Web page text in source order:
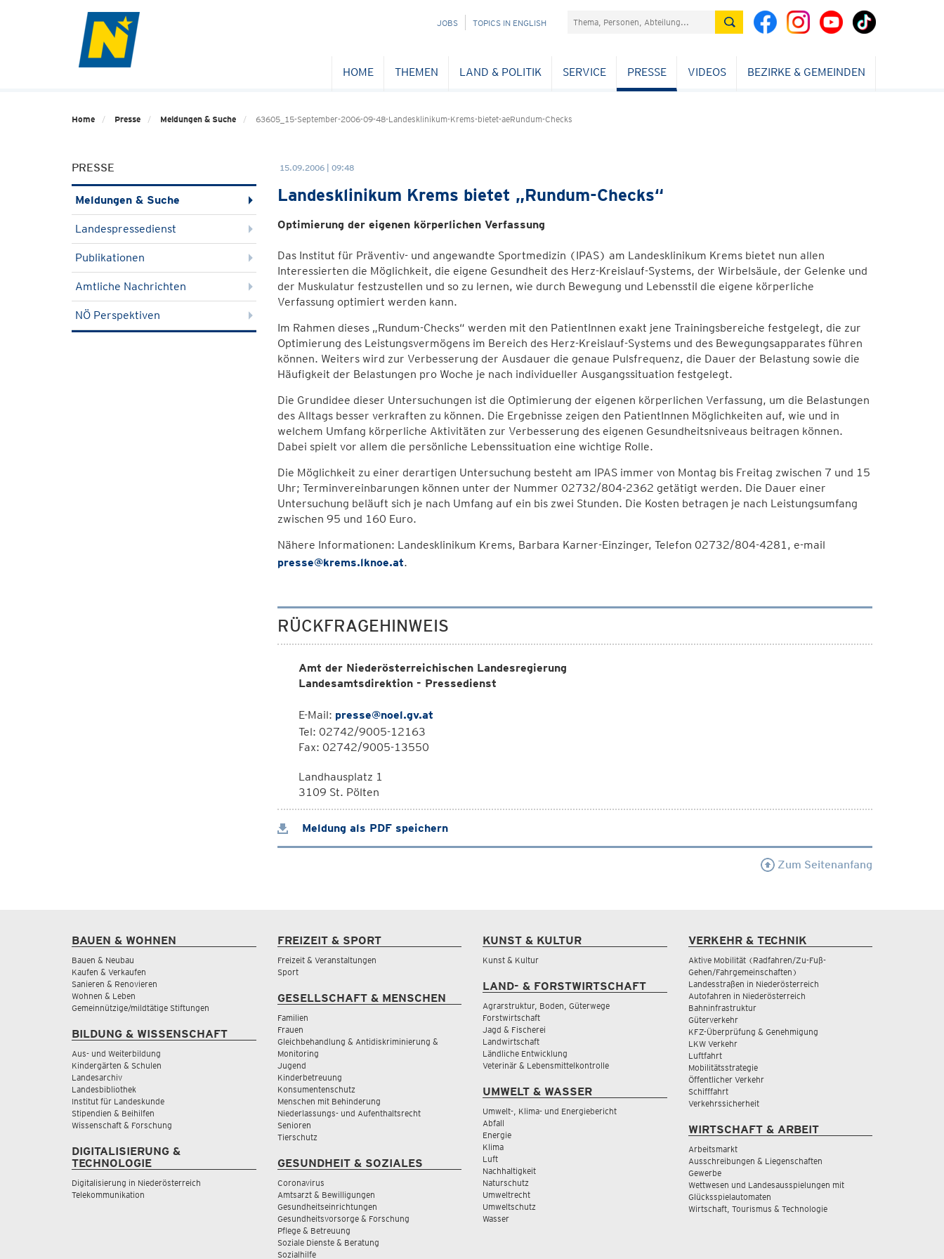
NAVIGATION
JOBS TOPICS IN ENGLISH Suchefeld
HOME THEMEN LAND & POLITIK SERVICE PRESSE VIDEOS BEZIRKE & GEMEINDEN
Home Presse Meldungen & Suche 63605_15-September-2006-09-48-Landesklinikum-Krems-bietet-aeRundum-Checks
PRESSE
Meldungen & Suche
Landespressedienst
Publikationen
Amtliche Nachrichten
NÖ Perspektiven
15.09.2006 | 09:48
Landesklinikum Krems bietet „Rundum-Checks“
Optimierung der eigenen körperlichen Verfassung
Das Institut für Präventiv- und angewandte Sportmedizin (IPAS) am Landesklinikum Krems bietet nun allen
Interessierten die Möglichkeit, die eigene Gesundheit des Herz-Kreislauf-Systems, der Wirbelsäule, der Gelenke und
der Muskulatur festzustellen und so zu lernen, wie durch Bewegung und Lebensstil die eigene körperliche
Verfassung optimiert werden kann.
Im Rahmen dieses „Rundum-Checks“ werden mit den PatientInnen exakt jene Trainingsbereiche festgelegt, die zur
Optimierung des Leistungsvermögens im Bereich des Herz-Kreislauf-Systems und des Bewegungsapparates führen
können. Weiters wird zur Verbesserung der Ausdauer die genaue Pulsfrequenz, die Dauer der Belastung sowie die
Häufigkeit der Belastungen pro Woche je nach individueller Ausgangssituation festgelegt.
Die Grundidee dieser Untersuchungen ist die Optimierung der eigenen körperlichen Verfassung, um die Belastungen
des Alltags besser verkraften zu können. Die Ergebnisse zeigen den PatientInnen Möglichkeiten auf, wie und in
welchem Umfang körperliche Aktivitäten zur Verbesserung des eigenen Gesundheitsniveaus beitragen können.
Dabei spielt vor allem die persönliche Lebenssituation eine wichtige Rolle.
Die Möglichkeit zu einer derartigen Untersuchung besteht am IPAS immer von Montag bis Freitag zwischen 7 und 15
Uhr; Terminvereinbarungen können unter der Nummer 02732/804-2362 getätigt werden. Die Dauer einer
Untersuchung beläuft sich je nach Umfang auf ein bis zwei Stunden. Die Kosten betragen je nach Leistungsumfang
zwischen 95 und 160 Euro.
Nähere Informationen: Landesklinikum Krems, Barbara Karner-Einzinger, Telefon 02732/804-4281, e-mail
presse@krems.lknoe.at.
RÜCKFRAGEHINWEIS
Amt der Niederösterreichischen Landesregierung
Landesamtsdirektion - Pressedienst
E-Mail: presse@noel.gv.at
Tel: 02742/9005-12163
Fax: 02742/9005-13550
Landhausplatz 1
3109 St. Pölten
Meldung als PDF speichern
Zum Seitenanfang
BAUEN & WOHNEN
Bauen & Neubau
Kaufen & Verkaufen
Sanieren & Renovieren
Wohnen & Leben
Gemeinnützige/mildtätige Stiftungen
BILDUNG & WISSENSCHAFT
Aus- und Weiterbildung
Kindergärten & Schulen
Landesarchiv
Landesbibliothek
Institut für Landeskunde
Stipendien & Beihilfen
Wissenschaft & Forschung
DIGITALISIERUNG &
TECHNOLOGIE
Digitalisierung in Niederösterreich
Telekommunikation
FREIZEIT & SPORT
Freizeit & Veranstaltungen
Sport
GESELLSCHAFT & MENSCHEN
Familien
Frauen
Gleichbehandlung & Antidiskriminierung &
Monitoring
Jugend
Kinderbetreuung
Konsumentenschutz
Menschen mit Behinderung
Niederlassungs- und Aufenthaltsrecht
Senioren
Tierschutz
GESUNDHEIT & SOZIALES
Coronavirus
Amtsarzt & Bewilligungen
Gesundheitseinrichtungen
Gesundheitsvorsorge & Forschung
Pflege & Betreuung
Soziale Dienste & Beratung
Sozialhilfe
KUNST & KULTUR
Kunst & Kultur
LAND- & FORSTWIRTSCHAFT
Agrarstruktur, Boden, Güterwege
Forstwirtschaft
Jagd & Fischerei
Landwirtschaft
Ländliche Entwicklung
Veterinär & Lebensmittelkontrolle
UMWELT & WASSER
Umwelt-, Klima- und Energiebericht
Abfall
Energie
Klima
Luft
Nachhaltigkeit
Naturschutz
Umweltrecht
Umweltschutz
Wasser
VERKEHR & TECHNIK
Aktive Mobilität (Radfahren/Zu-Fuß-
Gehen/Fahrgemeinschaften)
Landesstraßen in Niederösterreich
Autofahren in Niederösterreich
Bahninfrastruktur
Güterverkehr
KFZ-Überprüfung & Genehmigung
LKW Verkehr
Luftfahrt
Mobilitätsstrategie
Öffentlicher Verkehr
Schifffahrt
Verkehrssicherheit
WIRTSCHAFT & ARBEIT
Arbeitsmarkt
Ausschreibungen & Liegenschaften
Gewerbe
Wettwesen und Landesausspielungen mit
Glücksspielautomaten
Wirtschaft, Tourismus & Technologie